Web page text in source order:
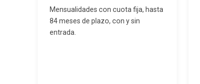
Mensualidades con cuota fija, hasta
84 meses de plazo, con y sin
entrada.